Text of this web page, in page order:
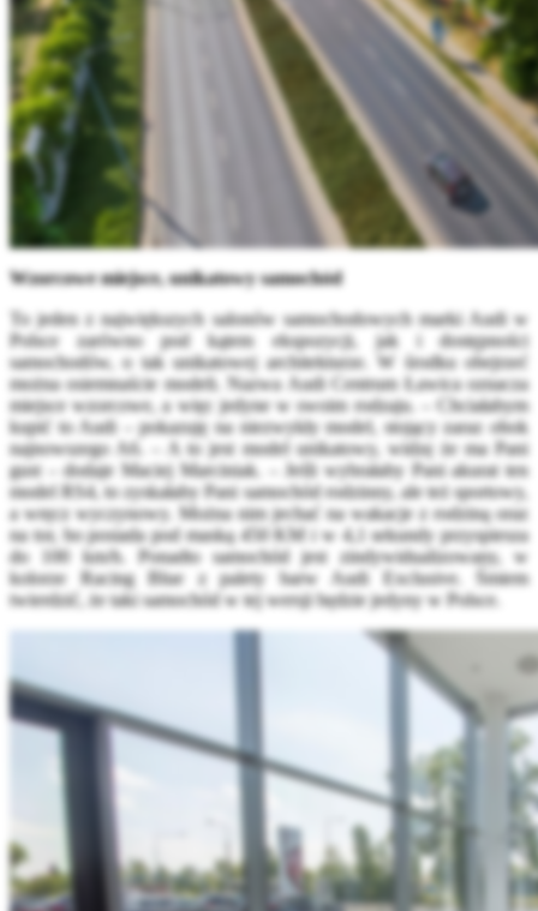
Wzorcowe miejsce, unikatowy samochód
To jeden z największych salonów samochodowych marki Audi w
Polsce zarówno pod kątem ekspozycji, jak i dostępności
samochodów, o tak unikatowej architekturze. W środku obejrzeć
można osiemnaście modeli. Nazwa Audi Centrum Ławica oznacza
miejsce wzorcowe, a więc jedyne w swoim rodzaju. – Chciałabym
kupić to Audi – pokazuję na niezwykły model, stojący zaraz obok
najnowszego A6. – A to jest model unikatowy, widzę że ma Pani
gust – dodaje Maciej Marciniak. – Jeśli wybrałaby Pani akurat ten
model RS4, to zyskałaby Pani samochód rodzinny, ale też sportowy,
a wręcz wyczynowy. Można nim jechać na wakacje z rodziną oraz
na tor, bo posiada pod maską 450 KM i w 4,1 sekundy przyspiesza
do 100 km/h. Ponadto samochód jest zindywidualizowany, w
kolorze Racing Blue z palety barw Audi Exclusive. Śmiem
twierdzić, że taki samochód w tej wersji będzie jedyny w Polsce.